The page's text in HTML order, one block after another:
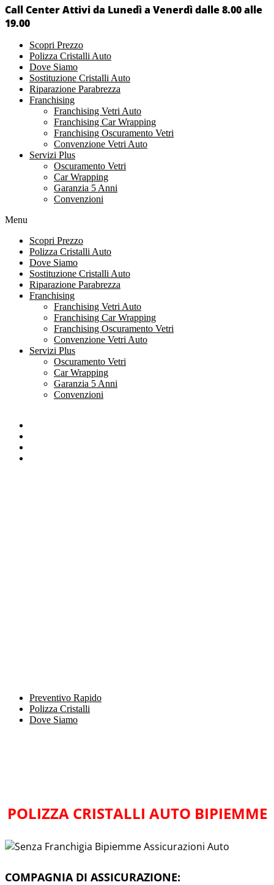
Call Center Attivi da Lunedì a Venerdì dalle 8.00 alle
19.00
Scopri Prezzo
Polizza Cristalli Auto
Dove Siamo
Sostituzione Cristalli Auto
Riparazione Parabrezza
Franchising
Franchising Vetri Auto
Franchising Car Wrapping
Franchising Oscuramento Vetri
Convenzione Vetri Auto
Servizi Plus
Oscuramento Vetri
Car Wrapping
Garanzia 5 Anni
Convenzioni
Menu
Scopri Prezzo
Polizza Cristalli Auto
Dove Siamo
Sostituzione Cristalli Auto
Riparazione Parabrezza
Franchising
Franchising Vetri Auto
Franchising Car Wrapping
Franchising Oscuramento Vetri
Convenzione Vetri Auto
Servizi Plus
Oscuramento Vetri
Car Wrapping
Garanzia 5 Anni
Convenzioni
Preventivo Rapido
Polizza Cristalli
Dove Siamo
POLIZZA CRISTALLI AUTO BIPIEMME
COMPAGNIA DI ASSICURAZIONE: